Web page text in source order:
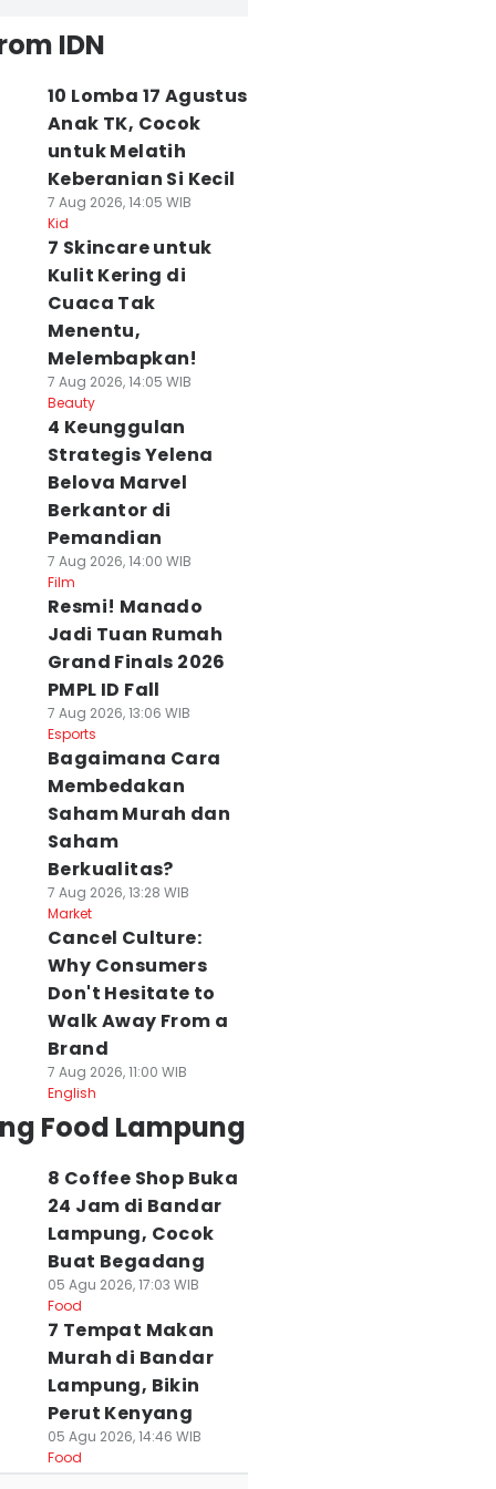
IDN
10 Lomba 17 Agustus
Anak TK, Cocok
untuk Melatih
Keberanian Si Kecil
7 Aug 2026, 14:05 WIB
Kid
7 Skincare untuk
Kulit Kering di
Cuaca Tak
Menentu,
Melembapkan!
7 Aug 2026, 14:05 WIB
Beauty
4 Keunggulan
Strategis Yelena
Belova Marvel
Berkantor di
Pemandian
7 Aug 2026, 14:00 WIB
Film
Resmi! Manado
Jadi Tuan Rumah
Grand Finals 2026
PMPL ID Fall
7 Aug 2026, 13:06 WIB
Esports
Bagaimana Cara
Membedakan
Saham Murah dan
Saham
Berkualitas?
7 Aug 2026, 13:28 WIB
Market
Cancel Culture:
Why Consumers
Don't Hesitate to
Walk Away From a
Brand
7 Aug 2026, 11:00 WIB
English
Food Lampung
8 Coffee Shop Buka
24 Jam di Bandar
Lampung, Cocok
Buat Begadang
05 Agu 2026, 17:03 WIB
Food
7 Tempat Makan
Murah di Bandar
Lampung, Bikin
Perut Kenyang
05 Agu 2026, 14:46 WIB
Food